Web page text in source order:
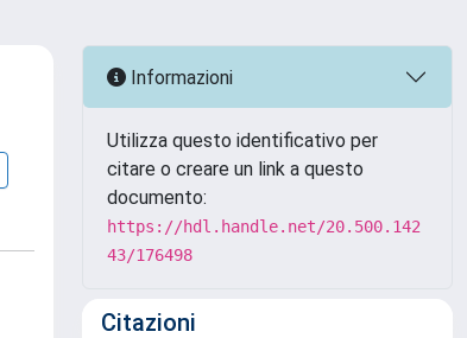
Informazioni
Utilizza questo identificativo per
citare o creare un link a questo
documento:
https://hdl.handle.net/20.500.142
43/176498
Citazioni